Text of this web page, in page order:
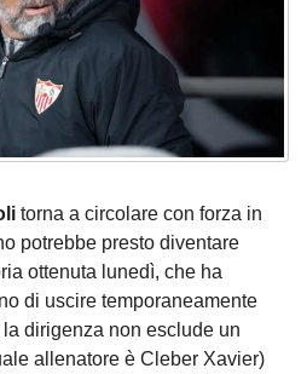
torna a circolare con forza in
potrebbe presto diventare
ottenuta lunedì, che ha
di uscire temporaneamente
dirigenza non esclude un
allenatore è Cleber Xavier)